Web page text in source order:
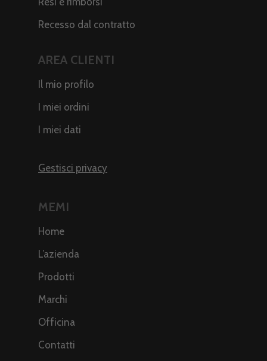
Recesso dal contratto
AREA CLIENTI
Il mio profilo
I miei ordini
I miei dati
Gestisci privacy
MEMI
Home
L’azienda
Prodotti
Marchi
Officina
Contatti